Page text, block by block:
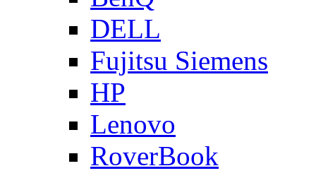
DELL
Fujitsu Siemens
HP
Lenovo
RoverBook